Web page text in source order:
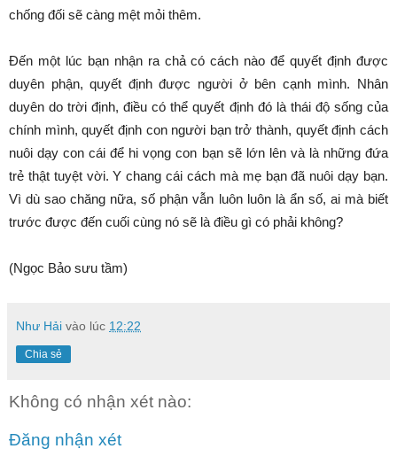
chống đối sẽ càng mệt mỏi thêm.
Đến một lúc bạn nhận ra chả có cách nào để quyết định được
duyên phận, quyết định được người ở bên cạnh mình. Nhân
duyên do trời định, điều có thể quyết định đó là thái độ sống của
chính mình, quyết định con người bạn trở thành, quyết định cách
nuôi dạy con cái để hi vọng con bạn sẽ lớn lên và là những đứa
trẻ thật tuyệt vời. Y chang cái cách mà mẹ bạn đã nuôi dạy bạn.
Vì dù sao chăng nữa, số phận vẫn luôn luôn là ẩn số, ai mà biết
trước được đến cuối cùng nó sẽ là điều gì có phải không?
(Ngọc Bảo sưu tầm)
Như Hải vào lúc 12:22
Chia sẻ
Không có nhận xét nào:
Đăng nhận xét